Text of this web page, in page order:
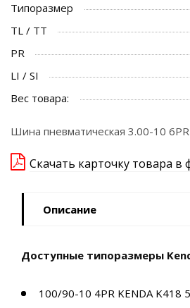
Типоразмер
TL / TT
PR
LI / SI
Вес товара:
Шина пневматическая 3.00-10
Скачать карточку товара в
Описание
Доступные типоразмеры
100/90-10 4PR KENDA K418